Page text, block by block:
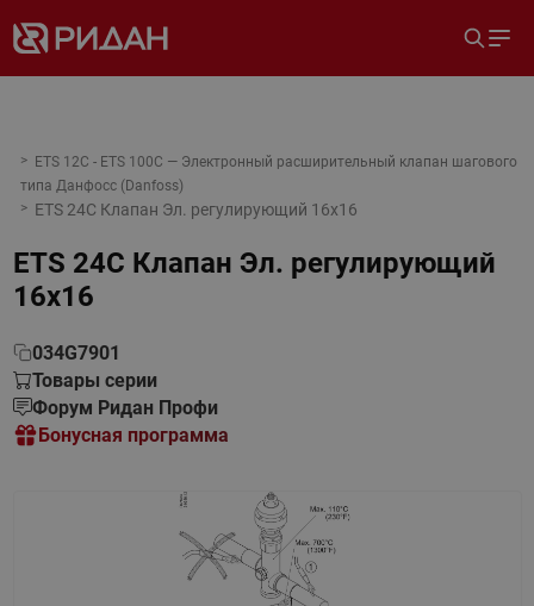
ETS 12C - ETS 100C — Электронный расширительный клапан шагового
типа Данфосс (Danfoss)
ETS 24C Клапан Эл. регулирующий 16x16
ETS 24C Клапан Эл. регулирующий
16x16
034G7901
Товары серии
Форум Ридан Профи
Бонусная программа